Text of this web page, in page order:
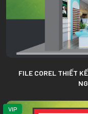
FILE COREL THIẾT
VIP